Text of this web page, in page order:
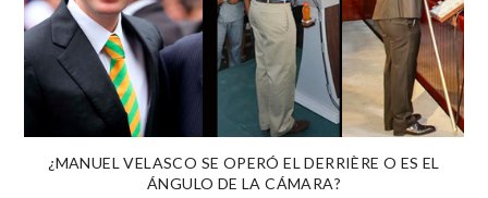
¿MANUEL VELASCO SE OPERÓ EL DERRIÈRE O ES EL
ÁNGULO DE LA CÁMARA?